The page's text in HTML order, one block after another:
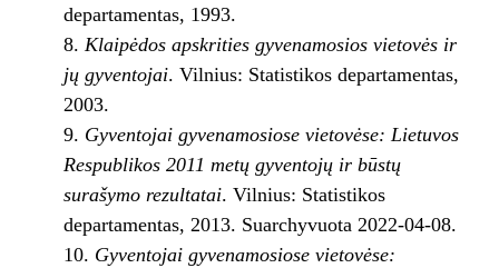
departamentas, 1993.
Klaipėdos apskrities gyvenamosios vietovės ir
jų gyventojai. Vilnius: Statistikos departamentas,
2003.
Gyventojai gyvenamosiose vietovėse: Lietuvos
Respublikos 2011 metų gyventojų ir būstų
surašymo rezultatai. Vilnius: Statistikos
departamentas, 2013. Suarchyvuota 2022-04-08.
Gyventojai gyvenamosiose vietovėse: